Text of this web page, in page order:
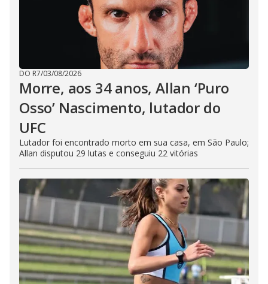
DO R7/03/08/2026
Morre, aos 34 anos, Allan ‘Puro
Osso’ Nascimento, lutador do
UFC
Lutador foi encontrado morto em sua casa, em São Paulo;
Allan disputou 29 lutas e conseguiu 22 vitórias